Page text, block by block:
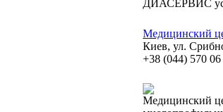
ДИАСЕРВИС
Медицинский
Киев, ул.
+38 (044) 570 06
Медицинский